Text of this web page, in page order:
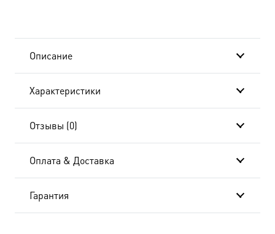
Описание
Характеристики
Отзывы (0)
Оплата & Доставка
Гарантия